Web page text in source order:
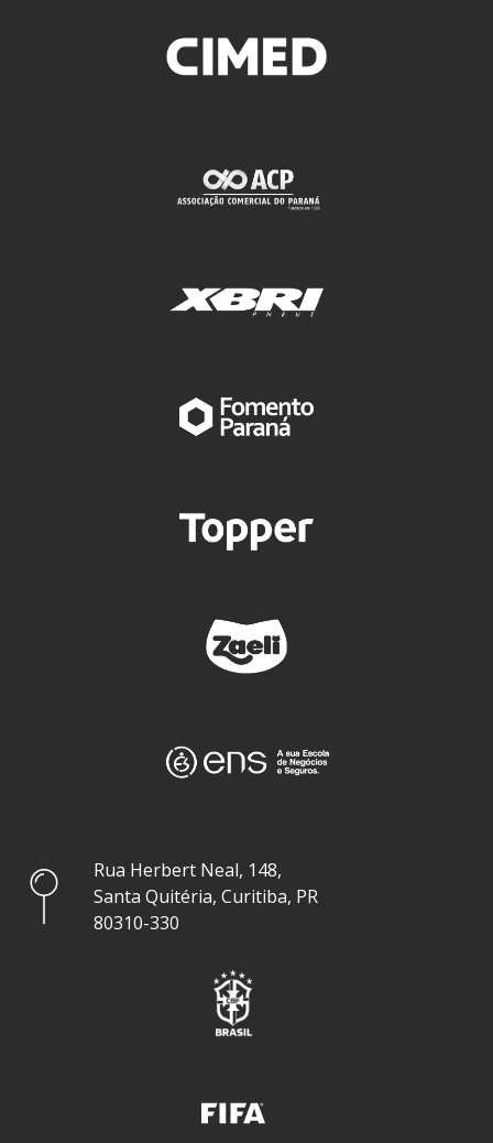
Rua Herbert Neal, 148,
Santa Quitéria, Curitiba, PR
80310-330